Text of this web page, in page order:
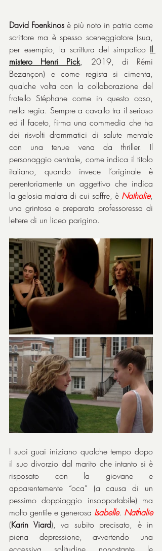
David Foenkinos è più noto in patria come
scrittore ma è spesso sceneggiatore (sua,
per esempio, la scrittura del simpatico Il
mistero Henri Pick, 2019, di Rémi
Bezançon) e come regista si cimenta,
qualche volta con la collaborazione del
fratello Stéphane come in questo caso,
nella regia. Sempre a cavallo tra il serioso
ed il faceto, firma una commedia che ha
dei risvolti drammatici di salute mentale
con una tenue vena da thriller. Il
personaggio centrale, come indica il titolo
italiano, quando invece l’originale è
perentoriamente un aggettivo che indica
la gelosia malata di cui soffre, è Nathalie,
una grintosa e preparata professoressa di
lettere di un liceo parigino.
I suoi guai iniziano qualche tempo dopo
il suo divorzio dal marito che intanto si è
risposato con la giovane e
apparentemente “oca” (a causa di un
pessimo doppiaggio insopportabile) ma
molto gentile e generosa Isabelle. Nathalie
(Karin Viard), va subito precisato, è in
piena depressione, avvertendo una